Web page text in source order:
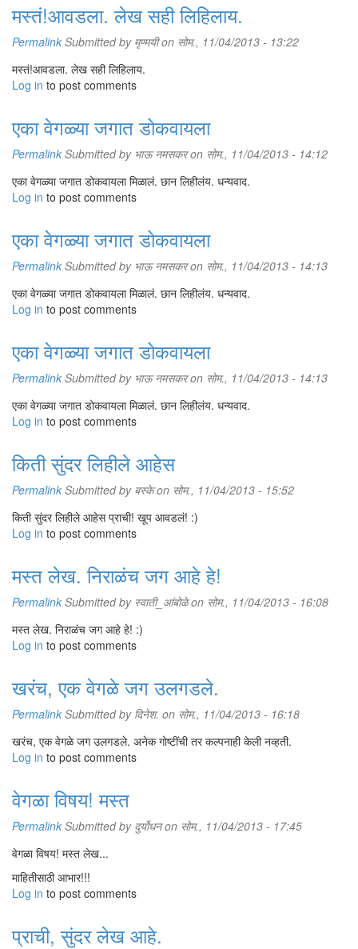
मस्तं!आवडला. लेख सही लिहिलाय.
Permalink Submitted by मृण्मयीon सोम., 11/04/2013 - 13:22
मस्तं!आवडला. लेख सही लिहिलाय.
Log in to post comments
एका वेगळ्या जगात डोकवायला
Permalink Submitted by भाऊ नमसकरon सोम., 11/04/2013 - 14:12
एका वेगळ्या जगात डोकवायला मिळालं. छान लिहीलंय. धन्यवाद.
Log in to post comments
एका वेगळ्या जगात डोकवायला
Permalink Submitted by भाऊ नमसकरon सोम., 11/04/2013 - 14:13
एका वेगळ्या जगात डोकवायला मिळालं. छान लिहीलंय. धन्यवाद.
Log in to post comments
एका वेगळ्या जगात डोकवायला
Permalink Submitted by भाऊ नमसकरon सोम., 11/04/2013 - 14:13
एका वेगळ्या जगात डोकवायला मिळालं. छान लिहीलंय. धन्यवाद.
Log in to post comments
किती सुंदर लिहीले आहेस
Permalink Submitted by बस्केon सोम., 11/04/2013 - 15:52
किती सुंदर लिहीले आहेस प्राची! खूप आवडलं! :)
Log in to post comments
मस्त लेख. निराळंच जग आहे हे!
Permalink Submitted by स्वाती_आंबोळेon सोम., 11/04/2013 - 16:08
मस्त लेख. निराळंच जग आहे हे! :)
Log in to post comments
खरंच, एक वेगळे जग उलगडले.
Permalink Submitted by दिनेश. on सोम., 11/04/2013 - 16:18
खरंच, एक वेगळे जग उलगडले. अनेक गोष्टींची तर कल्पनाही केली नव्हती.
Log in to post comments
वेगळा विषय! मस्त
Permalink Submitted by दुर्योधनon सोम., 11/04/2013 - 17:45
वेगळा विषय! मस्त लेख...
माहितीसाठी आभार!!!
Log in to post comments
प्राची, सुंदर लेख आहे.